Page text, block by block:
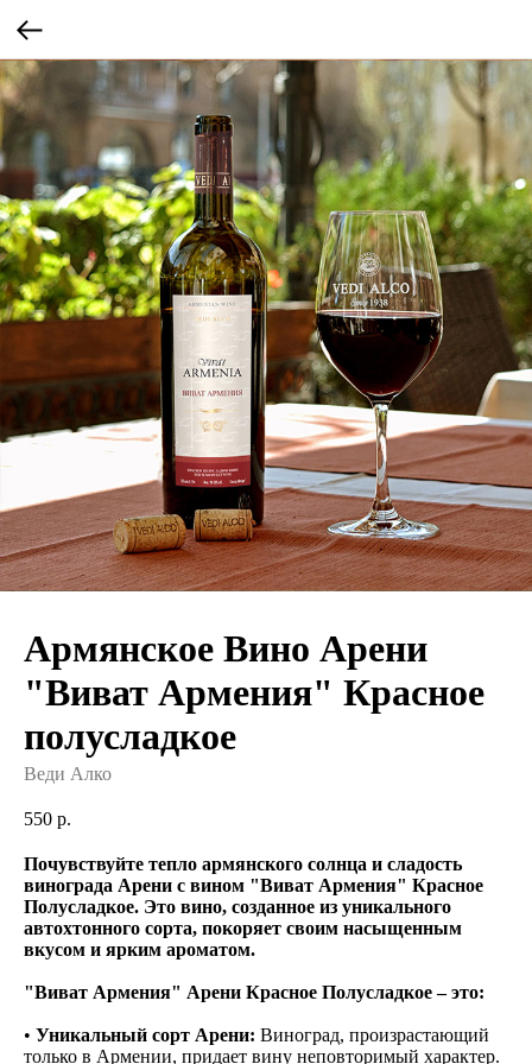
Армянское Вино Арени
"Виват Армения" Красное
полусладкое
Веди Алко
550 р.
Почувствуйте тепло армянского солнца и сладость
винограда Арени с вином "Виват Армения" Красное
Полусладкое. Это вино, созданное из уникального
автохтонного сорта, покоряет своим насыщенным
вкусом и ярким ароматом.
"Виват Армения" Арени Красное Полусладкое – это:
• Уникальный сорт Арени: Виноград, произрастающий
только в Армении, придает вину неповторимый характер.